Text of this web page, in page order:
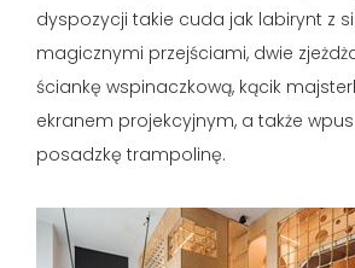
dyspozycji takie cuda jak labirynt z
magicznymi przejściami, dwie
ściankę wspinaczkową, kącik
ekranem projekcyjnym, a także
posadzkę trampolinę.